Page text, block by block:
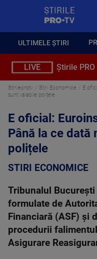
ULTIMELE ȘTIRI
LIVE Știrile
Stirileprotv Stiri Economice
E
sunt valabile polițele
E oficial:
Până la ce dată
polițele
STIRI ECONOMICE
Tribunalul
formulate de
Financiară (ASF) şi
procedurii
Asigurare